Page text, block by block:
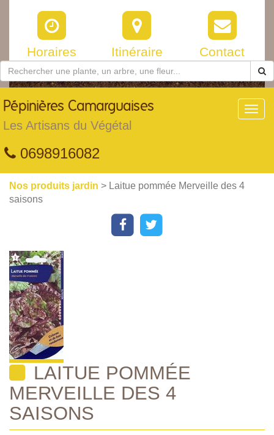
Horaires Itinéraire Contact
Pépinières Camarguaises
Les Artisans du Végétal
0698916082
Nos produits jardin > Laitue pommée Merveille des 4
saisons
LAITUE POMMÉE
MERVEILLE DES 4
SAISONS